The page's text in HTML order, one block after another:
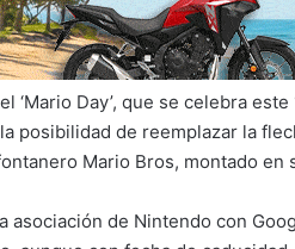
‘Mario Day’, que se celebra
posibilidad de reemplazar la
Mario Bros, montado en
asociación de Nintendo con